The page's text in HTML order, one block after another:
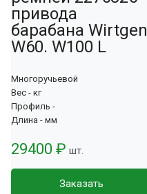
привода
барабана Wirtgen
W60. W100 L
Многоручьевой
Вес - кг
Профиль -
Длина - мм
29400 ₽ шт.
Заказать